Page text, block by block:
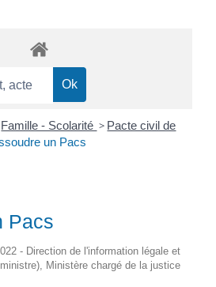
Famille - Scolarité > Pacte civil de
un Pacs
Pacs
- Direction de l'information légale et
Ministère chargé de la justice